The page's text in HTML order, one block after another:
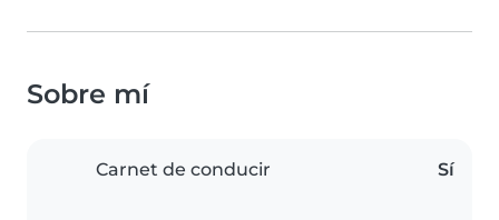
Sobre mí
Carnet de conducir Sí